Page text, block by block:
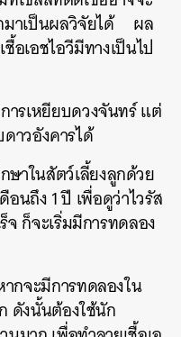
าเป็นผลวิจัยได้
ผล
อเอชไอวีมีทางเป็นไป
ารเหยียบดวงจันทร์แต่
าวอังคารได้
าในสัตว์เลี้ยงลูกด้วย
อนถึง1ปี เพื่อดูว่าไวรัส
จก็จะเริ่มมีการทดลอง
กจะมีการทดลองใน
ดังนั้นต้องใช้นัก